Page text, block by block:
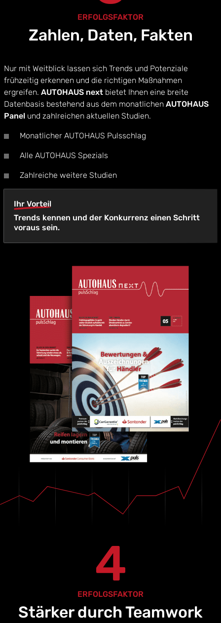
ERFOLGSFAKTOR
Zahlen, Daten, Fakten
Nur mit Weitblick lassen sich Trends und Potenziale
frühzeitig erkennen und die richtigen Maßnahmen
ergreifen. AUTOHAUS next bietet Ihnen eine breite
Datenbasis bestehend aus dem monatlichen AUTOHAUS
Panel und zahlreichen aktuellen Studien.
Monatlicher AUTOHAUS Pulsschlag
Alle AUTOHAUS Spezials
Zahlreiche weitere Studien
Ihr Vorteil
Trends kennen und der Konkurrenz einen Schritt
voraus sein.
4
ERFOLGSFAKTOR
Stärker durch Teamwork